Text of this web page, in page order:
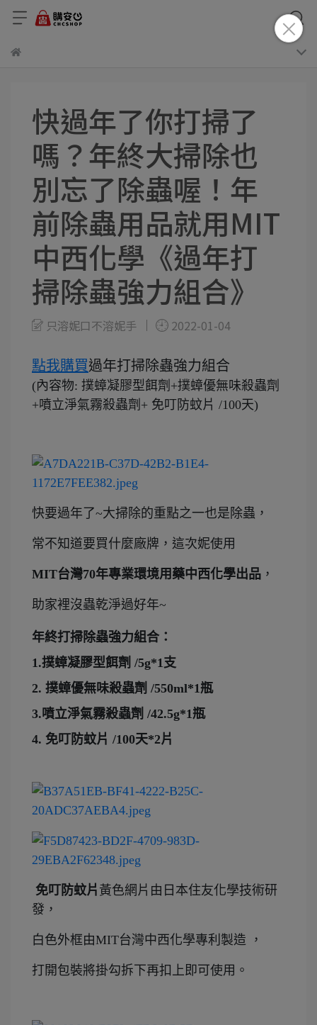
快過年了你打掃了
嗎？年終大掃除也
別忘了除蟲喔！年
前除蟲用品就用MIT
中西化學《過年打
掃除蟲強力組合》
只溶妮口不溶妮手 2022-01-04
點我購買過年打掃除蟲強力組合
(內容物: 撲蟑凝膠型餌劑+撲蟑優無味殺蟲劑
+噴立淨氣霧殺蟲劑+ 免叮防蚊片 /100天)
快要過年了~大掃除的重點之一也是除蟲，
常不知道要買什麼廠牌，這次妮使用
MIT台灣70年專業環境用藥中西化學出品 ，
助家裡沒蟲乾淨過好年~
年終打掃除蟲強力組合：
1.撲蟑凝膠型餌劑 /5g*1支
2. 撲蟑優無味殺蟲劑 /550ml*1瓶
3.噴立淨氣霧殺蟲劑 /42.5g*1瓶
4. 免叮防蚊片 /100天*2片
免叮防蚊片 黃色網片由日本住友化學技術研
發，
白色外框由MIT台灣中西化學專利製造 ，
打開包裝將掛勾拆下再扣上即可使用。